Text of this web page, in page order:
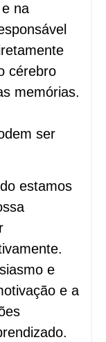
na
cérebro
memórias.
ser
estamos
e
e a